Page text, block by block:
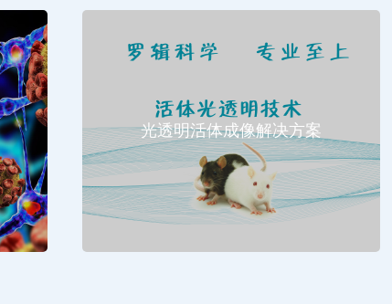
光透明活体成像解决方案